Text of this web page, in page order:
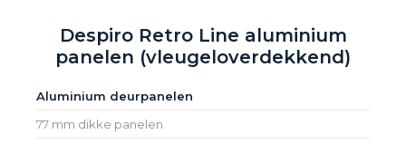
Despiro Retro Line aluminium
panelen (vleugeloverdekkend)
Aluminium deurpanelen
77 mm dikke panelen